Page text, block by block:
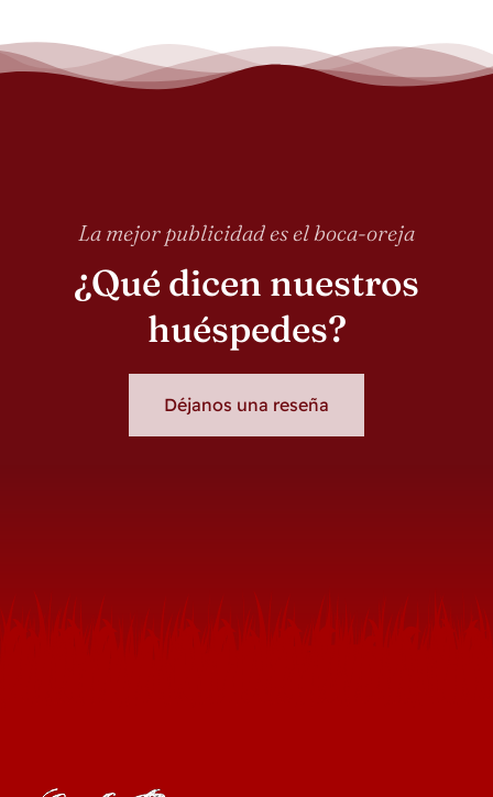
La mejor publicidad es el boca-oreja
¿Qué dicen nuestros
huéspedes?
Déjanos una reseña